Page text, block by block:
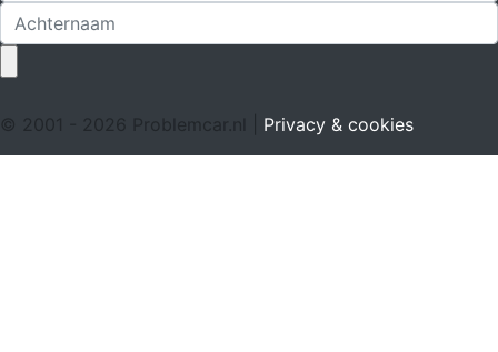
© 2001 - 2026 Problemcar.nl | Privacy & cookies